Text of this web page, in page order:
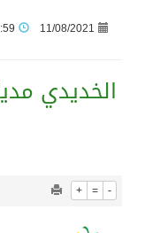
11/08/2021
الخديدي
+ = -